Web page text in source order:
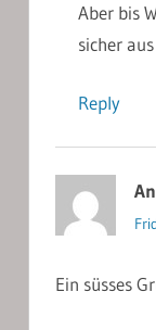
Aber bis
sicher aus
Reply
Ein süsses